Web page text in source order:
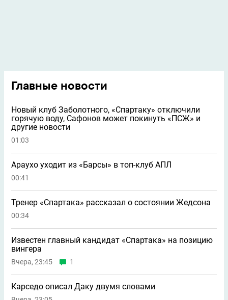
Главные новости
Новый клуб Заболотного, «Спартаку» отключили
горячую воду, Сафонов может покинуть «ПСЖ» и
другие новости
01:03
Араухо уходит из «Барсы» в топ-клуб АПЛ
00:41
Тренер «Спартака» рассказал о состоянии Жедсона
00:34
Известен главный кандидат «Спартака» на позицию
вингера
Вчера, 23:45 1
Карседо описал Даку двумя словами